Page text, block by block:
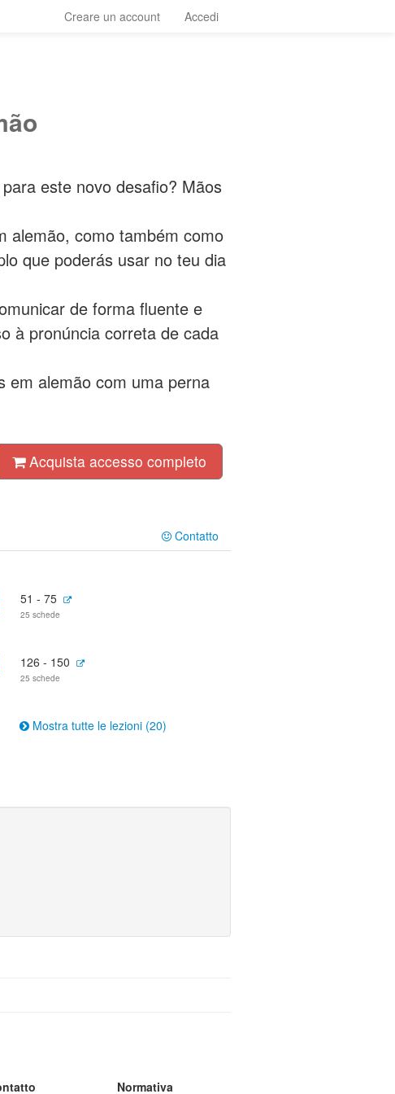
Creare un account Accedi
este novo desafio? Mãos
alemão, como também como
que poderás usar no teu dia
de forma fluente e
à pronúncia correta de cada
em alemão com uma perna
Acquista accesso completo
Contatto
51 - 75
25 schede
126 - 150
25 schede
Mostra tutte le lezioni (20)
Normativa